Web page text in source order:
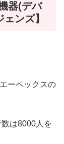
器(デバ
ンズ】
ーペックスの
は8000人を